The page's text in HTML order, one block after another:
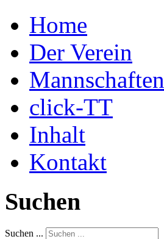
Home
Der Verein
Mannschaften
click-TT
Inhalt
Kontakt
Suchen
Suchen ...